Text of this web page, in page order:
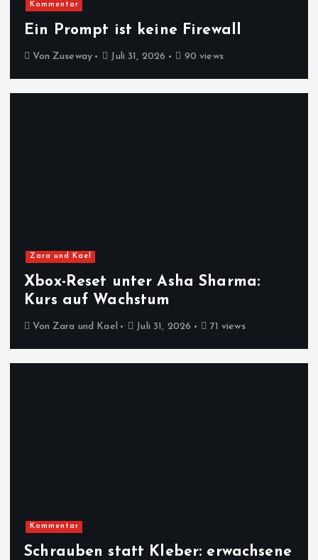
Kommentar
Ein Prompt ist keine Firewall
Von Zuseway Juli 31, 2026 90 views
Zara und Kael
Xbox-Reset unter Asha Sharma:
Kurs auf Wachstum
Von Zara und Kael Juli 31, 2026 71 views
Kommentar
Schrauben statt Kleber: erwachsene